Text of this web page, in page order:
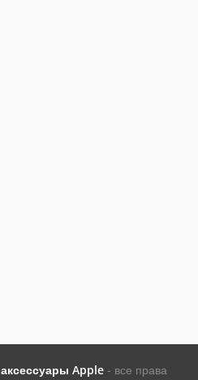
Apple - все права